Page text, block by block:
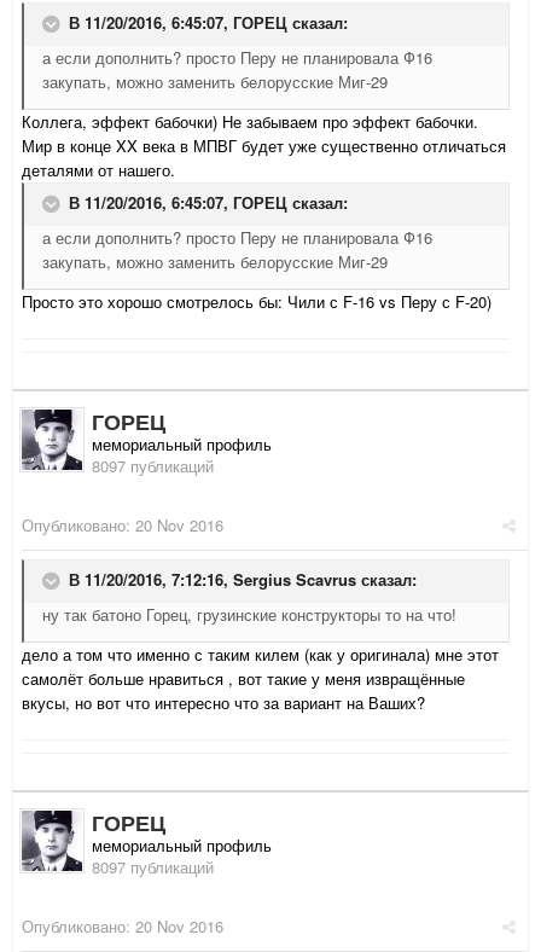
В 11/20/2016, 6:45:07, ГОРЕЦ сказал:
а если дополнить? просто Перу не планировала Ф16
закупать, можно заменить белорусские Миг-29
Коллега, эффект бабочки) Не забываем про эффект бабочки.
Мир в конце XX века в МПВГ будет уже существенно отличаться
деталями от нашего.
В 11/20/2016, 6:45:07, ГОРЕЦ сказал:
а если дополнить? просто Перу не планировала Ф16
закупать, можно заменить белорусские Миг-29
Просто это хорошо смотрелось бы: Чили с F-16 vs Перу с F-20)
ГОРЕЦ
мемориальный профиль
8097 публикаций
Опубликовано: 20 Nov 2016
В 11/20/2016, 7:12:16, Sergius Scavrus сказал:
ну так батоно Горец, грузинские конструкторы то на что!
дело а том что именно с таким килем (как у оригинала) мне этот
самолёт больше нравиться , вот такие у меня извращённые
вкусы, но вот что интересно что за вариант на Ваших?
ГОРЕЦ
мемориальный профиль
8097 публикаций
Опубликовано: 20 Nov 2016